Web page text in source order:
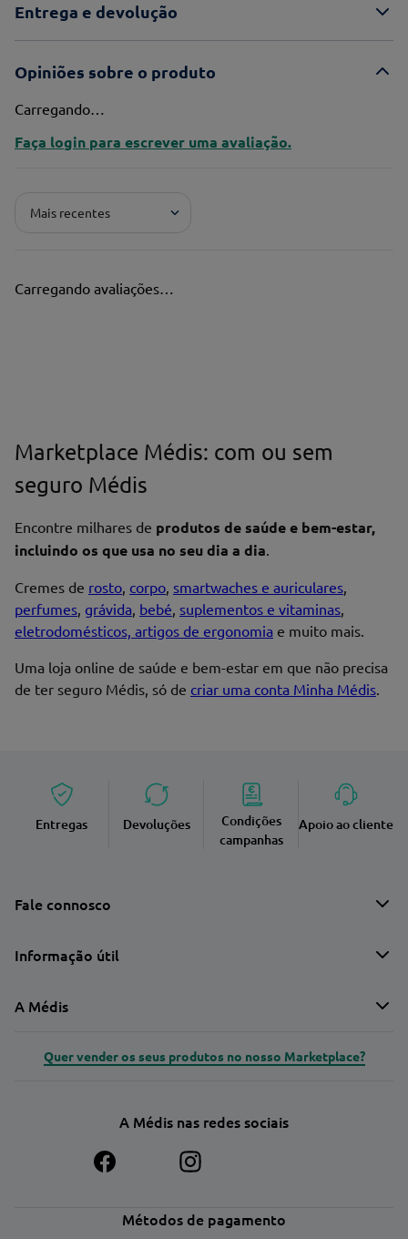
Entrega e devolução
Opiniões sobre o produto
Carregando…
Faça login para escrever uma avaliação.
Mais recentes
Carregando avaliações…
Marketplace Médis: com ou sem
seguro Médis
Encontre milhares de produtos de saúde e bem-estar,
incluindo os que usa no seu dia a dia.
Cremes de rosto, corpo, smartwaches e auriculares,
perfumes, grávida, bebé, suplementos e vitaminas,
eletrodomésticos, artigos de ergonomia e muito mais.
Uma loja online de saúde e bem-estar em que não precisa
de ter seguro Médis, só de criar uma conta Minha Médis.
Entregas Devoluções
Condições
campanhas
Apoio ao cliente
Fale connosco
Informação útil
A Médis
Quer vender os seus produtos no nosso Marketplace?
A Médis nas redes sociais
Métodos de pagamento